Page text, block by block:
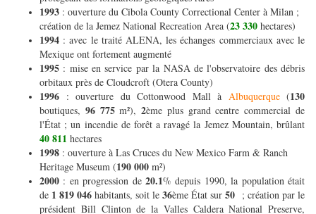
1993 : ouverture du Cibola County Correctional Center à Milan ;
création de la Jemez National Recreation Area (23 330 hectares)
1994 : avec le traité ALENA, les échanges commerciaux avec le
Mexique ont fortement augmenté
1995 : mise en service par la NASA de l'observatoire des débris
orbitaux près de Cloudcroft (Otera County)
1996 : ouverture du Cottonwood Mall à Albuquerque(130
boutiques, 96 775m²),2ème plus grand centre commercial de
l'État ; un incendie de forêt a ravagé la Jemez Mountain, brûlant
40 811 hectares
1998 : ouverture à Las Cruces du New Mexico Farm & Ranch
Heritage Museum (190 000 m²)
2000 : en progression de20.1% depuis 1990, la population était
de 1 819 046 habitants, soit le 36ème État sur 50 ; création par le
président Bill Clinton de la Valles Caldera National Preserve,